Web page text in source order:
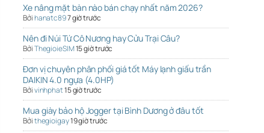
Xe nâng mặt bàn nào bán chạy nhất năm 2026?
Bởihanatc897 giờ trước
Nên đi Núi Tứ Cô Nương hay Cửu Trại Câu?
BởiThegioieSIM15 giờ trước
Đơn vị chuyên phân phối giá tốt Máy lạnh giấu trần
DAIKIN 4.0 ngựa (4.0HP)
Bởivinhphat15 giờ trước
Mua giày bảo hộ Jogger tại Bình Dương ở đâu tốt
Bởithegioigay19 giờ trước